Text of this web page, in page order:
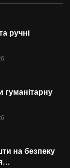
ручні
гуманітарну
на безпеку